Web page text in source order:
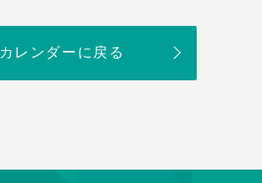
カレンダーに戻る